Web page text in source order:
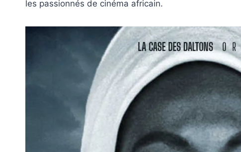
les passionnés de cinéma africain.